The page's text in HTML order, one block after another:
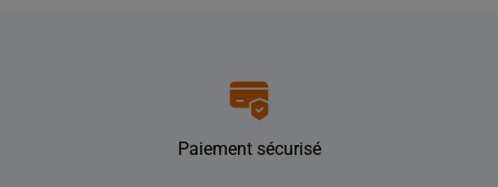
Paiement sécurisé